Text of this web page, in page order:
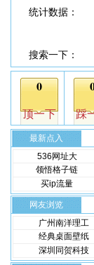
统计数据：
搜索一下：
最新点入
536网址大
领悟格子链
买ip流量
网友浏览
广州南洋理工
经典桌面壁纸
深圳同贺科技